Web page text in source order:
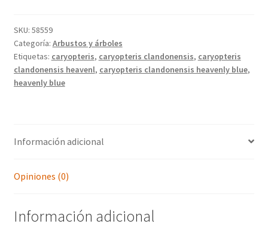
cantidad
SKU: 58559
Categoría: Arbustos y árboles
Etiquetas: caryopteris, caryopteris clandonensis, caryopteris
clandonensis heavenl, caryopteris clandonensis heavenly blue,
heavenly blue
Información adicional
Opiniones (0)
Información adicional